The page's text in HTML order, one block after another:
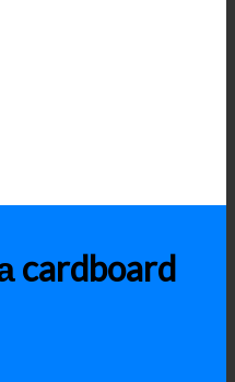
cardboard